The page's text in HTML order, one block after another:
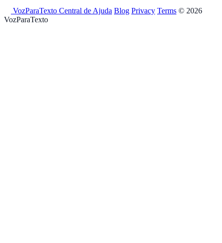
VozParaTexto Central de Ajuda Blog Privacy Terms © 2026
VozParaTexto